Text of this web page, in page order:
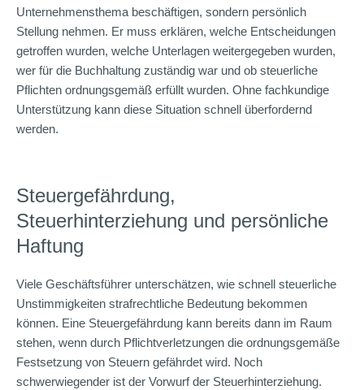
Unternehmensthema beschäftigen, sondern persönlich
Stellung nehmen. Er muss erklären, welche Entscheidungen
getroffen wurden, welche Unterlagen weitergegeben wurden,
wer für die Buchhaltung zuständig war und ob steuerliche
Pflichten ordnungsgemäß erfüllt wurden. Ohne fachkundige
Unterstützung kann diese Situation schnell überfordernd
werden.
Steuergefährdung,
Steuerhinterziehung und persönliche
Haftung
Viele Geschäftsführer unterschätzen, wie schnell steuerliche
Unstimmigkeiten strafrechtliche Bedeutung bekommen
können. Eine Steuergefährdung kann bereits dann im Raum
stehen, wenn durch Pflichtverletzungen die ordnungsgemäße
Festsetzung von Steuern gefährdet wird. Noch
schwerwiegender ist der Vorwurf der Steuerhinterziehung.